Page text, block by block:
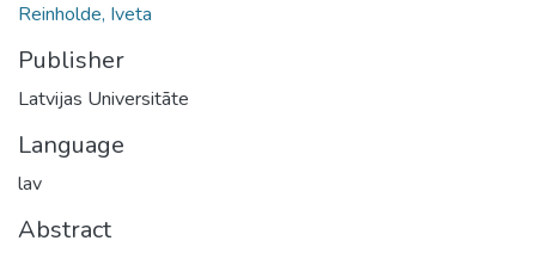
Reinholde, Iveta
Publisher
Latvijas Universitāte
Language
lav
Abstract